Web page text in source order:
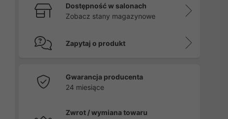
Dostępność w salonach
Zobacz stany magazynowe
Zapytaj o produkt
Gwarancja producenta
24 miesiące
Zwrot / wymiana towaru